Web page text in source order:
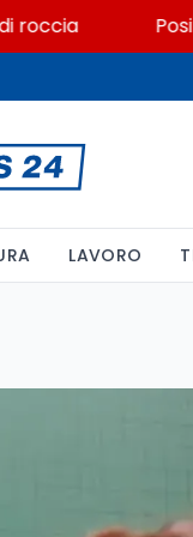
Posizioni
LAVORO